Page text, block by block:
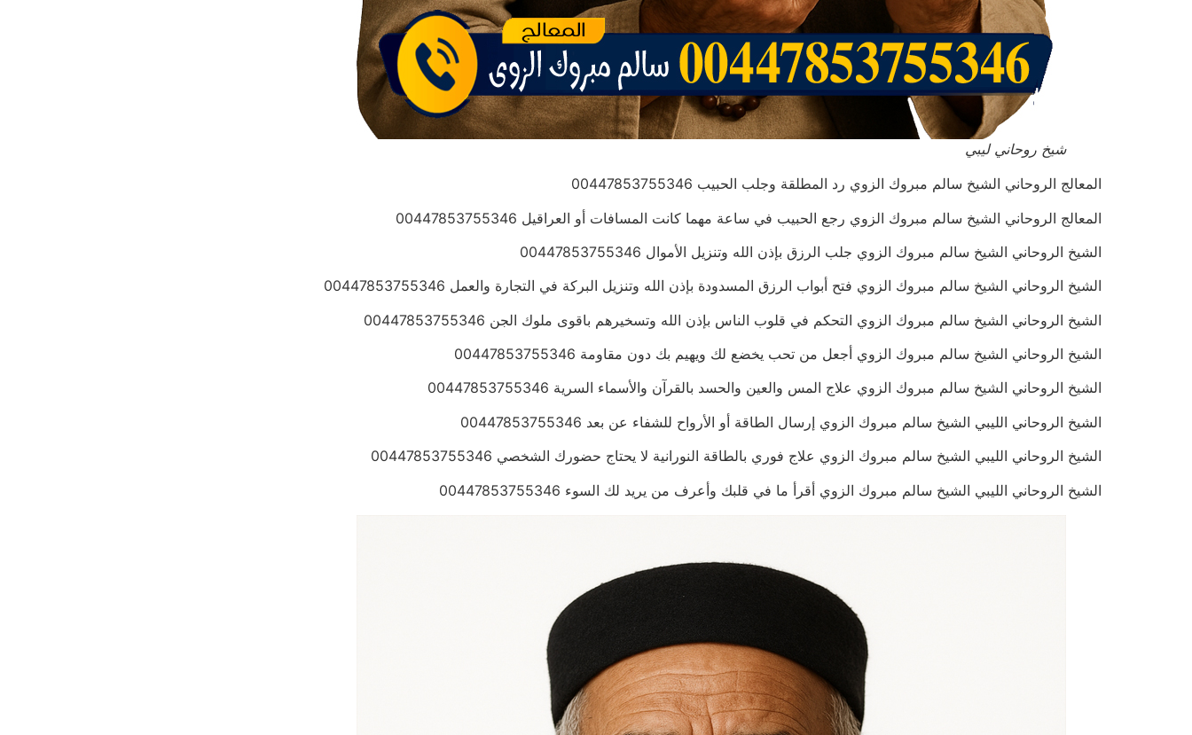
شيخ روحاني ليبي
المعالج الروحاني الشيخ سالم مبروك الزوي رد المطلقة وجلب الحبيب 00447853755346
المعالج الروحاني الشيخ سالم مبروك الزوي رجع الحبيب في ساعة مهما كانت المسافات أو العراقيل 00447853755346
الشيخ الروحاني الشيخ سالم مبروك الزوي جلب الرزق بإذن الله وتنزيل الأموال 00447853755346
الشيخ الروحاني الشيخ سالم مبروك الزوي فتح أبواب الرزق المسدودة بإذن الله وتنزيل البركة في التجارة والعمل 00447853755346
الشيخ الروحاني الشيخ سالم مبروك الزوي التحكم في قلوب الناس بإذن الله وتسخيرهم باقوى ملوك الجن 00447853755346
الشيخ الروحاني الشيخ سالم مبروك الزوي أجعل من تحب يخضع لك ويهيم بك دون مقاومة 00447853755346
الشيخ الروحاني الشيخ سالم مبروك الزوي علاج المس والعين والحسد بالقرآن والأسماء السرية 00447853755346
الشيخ الروحاني الليبي الشيخ سالم مبروك الزوي إرسال الطاقة أو الأرواح للشفاء عن بعد 00447853755346
الشيخ الروحاني الليبي الشيخ سالم مبروك الزوي علاج فوري بالطاقة النورانية لا يحتاج حضورك الشخصي 00447853755346
الشيخ الروحاني الليبي الشيخ سالم مبروك الزوي أقرأ ما في قلبك وأعرف من يريد لك السوء 00447853755346